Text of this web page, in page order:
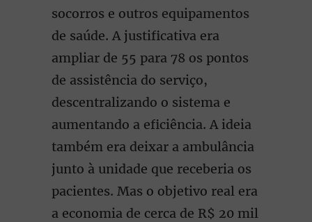
socorros e outros equipamentos
de saúde. A justificativa era
ampliar de 55 para 78 os pontos
de assistência do serviço,
descentralizando o sistema e
aumentando a eficiência. A ideia
também era deixar a ambulância
junto à unidade que receberia os
pacientes. Mas o objetivo real era
a economia de cerca de R$ 20 mil